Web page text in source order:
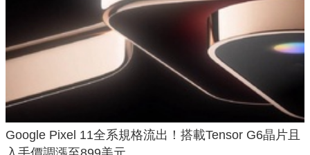
Google Pixel 11全系規格流出！搭載Tensor G6晶片且